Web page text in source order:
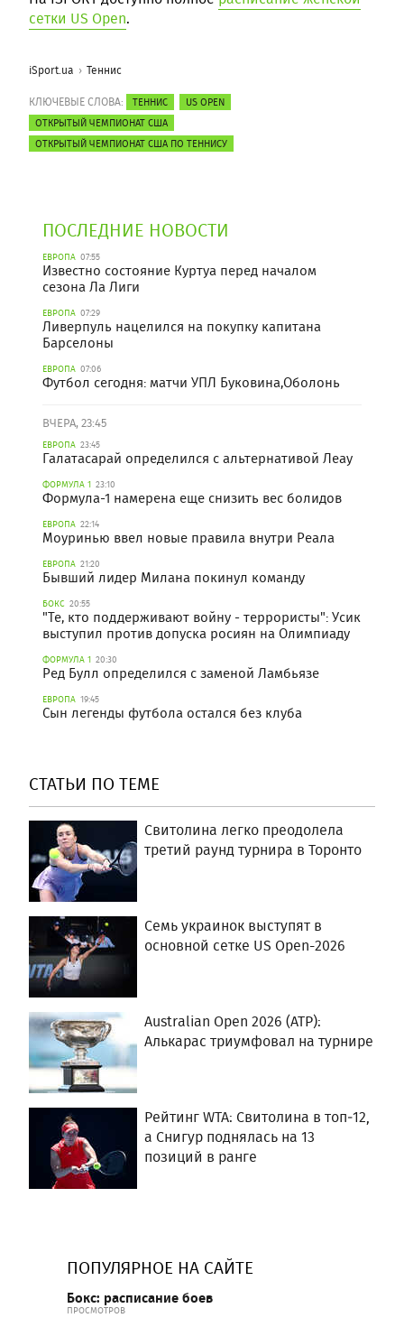
сетки US Open.
iSport.ua Теннис
КЛЮЧЕВЫЕ СЛОВА: ТЕННИС
US OPEN
ОТКРЫТЫЙ ЧЕМПИОНАТ США
ОТКРЫТЫЙ ЧЕМПИОНАТ США ПО ТЕННИСУ
ПОСЛЕДНИЕ НОВОСТИ
ЕВРОПА 07:55
Известно состояние Куртуа перед началом
сезона Ла Лиги
ЕВРОПА 07:29
Ливерпуль нацелился на покупку капитана
Барселоны
ЕВРОПА 07:06
Футбол сегодня: матчи УПЛ Буковина,Оболонь
ВЧЕРА, 23:45
ЕВРОПА 23:45
Галатасарай определился с альтернативой Леау
ФОРМУЛА 1 23:10
Формула-1 намерена еще снизить вес болидов
ЕВРОПА 22:14
Моуринью ввел новые правила внутри Реала
ЕВРОПА 21:20
Бывший лидер Милана покинул команду
БОКС 20:55
"Те, кто поддерживают войну - террористы": Усик
выступил против допуска росиян на Олимпиаду
ФОРМУЛА 1 20:30
Ред Булл определился с заменой Ламбьязе
ЕВРОПА 19:45
Сын легенды футбола остался без клуба
СТАТЬИ ПО ТЕМЕ
Свитолина легко преодолела
третий раунд турнира в Торонто
Семь украинок выступят в
основной сетке US Open-2026
Australian Open 2026 (ATP):
Алькарас триумфовал на турнире
Рейтинг WTA: Свитолина в топ‑12,
а Снигур поднялась на 13
позиций в ранге
ПОПУЛЯРНОЕ НА САЙТЕ
Бокс: расписание боев
ПРОСМОТРОВ